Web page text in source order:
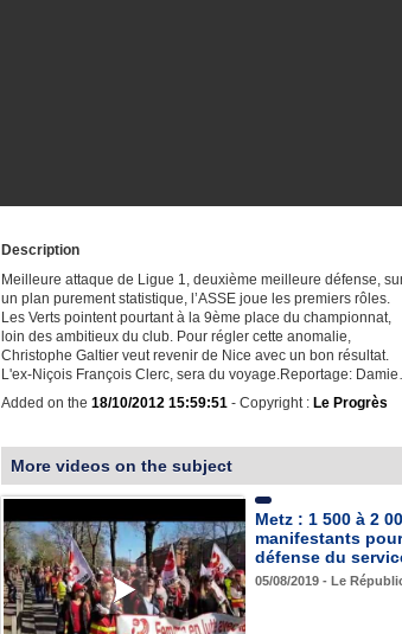
Description
Meilleure attaque de Ligue 1, deuxième meilleure défense,
un plan purement statistique, l’ASSE joue les premiers rôles.
Les Verts pointent pourtant à la 9ème place du championnat,
loin des ambitieux du club. Pour régler cette anomalie,
Christophe Galtier veut revenir de Nice avec un bon résultat.
L'ex-Niçois François Clerc, sera du voyage.Reportage:
Added on the 18/10/2012 15:59:51 - Copyright : Le Progrès
More videos on the subject
Metz : 1 500 à 2
manifestants
défense du
05/08/2019 - Le